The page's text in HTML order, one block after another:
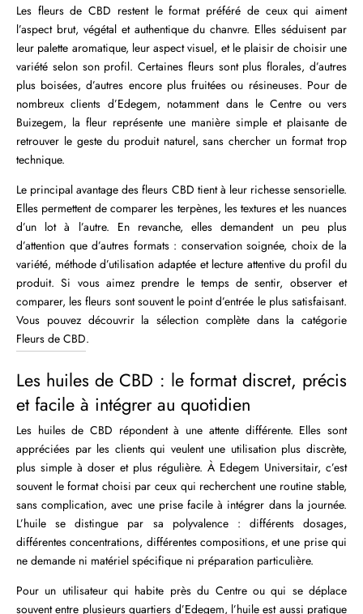
Les fleurs de CBD restent le format préféré de ceux qui aiment
l’aspect brut, végétal et authentique du chanvre. Elles séduisent par
leur palette aromatique, leur aspect visuel, et le plaisir de choisir une
variété selon son profil. Certaines fleurs sont plus florales, d’autres
plus boisées, d’autres encore plus fruitées ou résineuses. Pour de
nombreux clients d’Edegem, notamment dans le Centre ou vers
Buizegem, la fleur représente une manière simple et plaisante de
retrouver le geste du produit naturel, sans chercher un format trop
technique.
Le principal avantage des fleurs CBD tient à leur richesse sensorielle.
Elles permettent de comparer les terpènes, les textures et les nuances
d’un lot à l’autre. En revanche, elles demandent un peu plus
d’attention que d’autres formats : conservation soignée, choix de la
variété, méthode d’utilisation adaptée et lecture attentive du profil du
produit. Si vous aimez prendre le temps de sentir, observer et
comparer, les fleurs sont souvent le point d’entrée le plus satisfaisant.
Vous pouvez découvrir la sélection complète dans la catégorie
Fleurs de CBD.
Les huiles de CBD : le format discret, précis
et facile à intégrer au quotidien
Les huiles de CBD répondent à une attente différente. Elles sont
appréciées par les clients qui veulent une utilisation plus discrète,
plus simple à doser et plus régulière. À Edegem Universitair, c’est
souvent le format choisi par ceux qui recherchent une routine stable,
sans complication, avec une prise facile à intégrer dans la journée.
L’huile se distingue par sa polyvalence : différents dosages,
différentes concentrations, différentes compositions, et une prise qui
ne demande ni matériel spécifique ni préparation particulière.
Pour un utilisateur qui habite près du Centre ou qui se déplace
souvent entre plusieurs quartiers d’Edegem, l’huile est aussi pratique